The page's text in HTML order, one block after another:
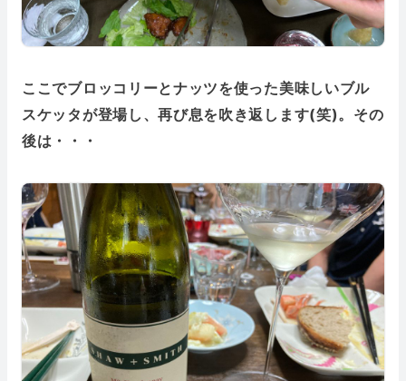
ここでブロッコリーとナッツを使った美味しいブル
スケッタが登場し、再び息を吹き返します(笑)。その
後は・・・